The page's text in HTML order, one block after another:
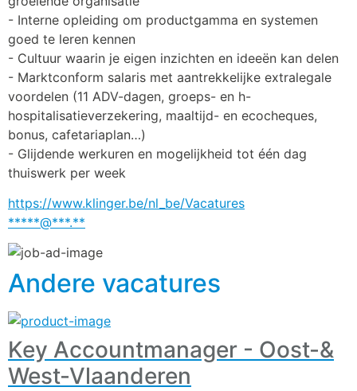
- Interne opleiding om productgamma en systemen
goed te leren kennen
- Cultuur waarin je eigen inzichten en ideeën kan delen
- Marktconform salaris met aantrekkelijke extralegale
voordelen (11 ADV-dagen, groeps- en h-
hospitalisatieverzekering, maaltijd- en ecocheques,
bonus, cafetariaplan…)
- Glijdende werkuren en mogelijkheid tot één dag
thuiswerk per week
https://www.klinger.be/nl_be/Vacatures
*****@***.**
Andere vacatures
Key Accountmanager - Oost-&
West-Vlaanderen